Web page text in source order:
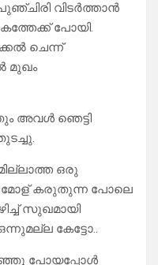
വിടർത്താൻ
പോയി.
ചെന്ന്
മുഖം
അവൾ ഞെട്ടി
ഒരു
മോള് കരുതുന്ന പോലെ
സുഖമായി
കേട്ടോ..
പോയപ്പോൾ